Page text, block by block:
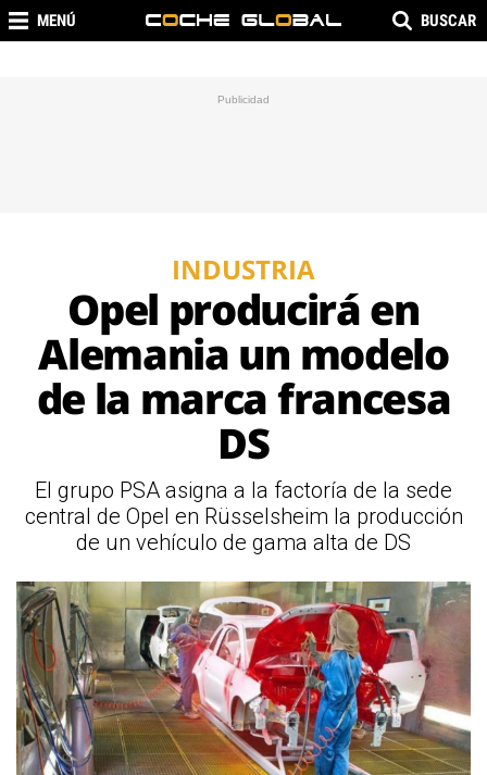
MENÚ BUSCAR
INDUSTRIA
Opel producirá en
Alemania un modelo
de la marca francesa
DS
El grupo PSA asigna a la factoría de la sede
central de Opel en Rüsselsheim la producción
de un vehículo de gama alta de DS